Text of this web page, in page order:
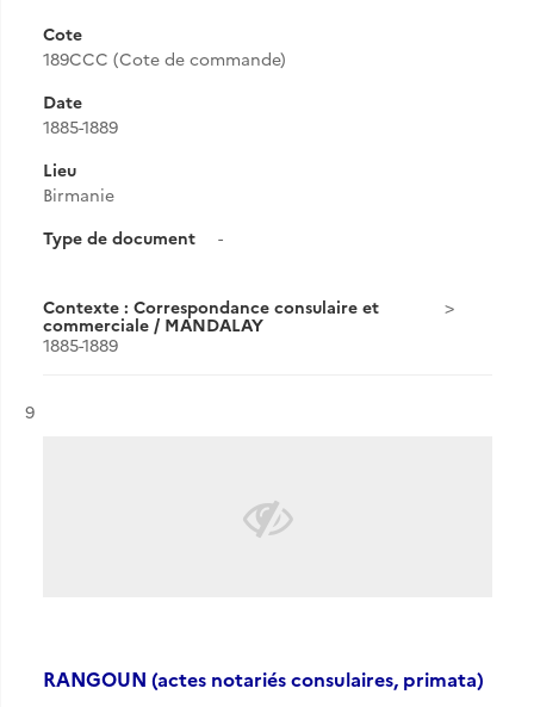
Cote
189CCC (Cote de commande)
Date
1885-1889
Lieu
Birmanie
Type de document
-
Contexte : Correspondance consulaire et
commerciale / MANDALAY
1885-1889
Résultat n°
9
RANGOUN (actes notariés consulaires, primata)